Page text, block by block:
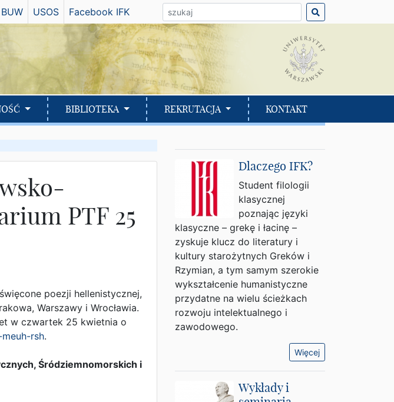
BUW USOS Facebook IFKHasło do wyszukania:
BIBLIOTEKA REKRUTACJA KONTAKT
PTF 25
poezji hellenistycznej,
Warszawy i Wrocławia.
w czwartek 25 kwietnia o
rsh.
Śródziemnomorskich i
Dlaczego IFK?
Student filologii
klasycznej
poznając języki
klasyczne – grekę i łacinę –
zyskuje klucz do literatury i
kultury starożytnych Greków i
Rzymian, a tym samym szerokie
wykształcenie humanistyczne
przydatne na wielu ścieżkach
rozwoju intelektualnego i
zawodowego.
Więcej
Wykłady i